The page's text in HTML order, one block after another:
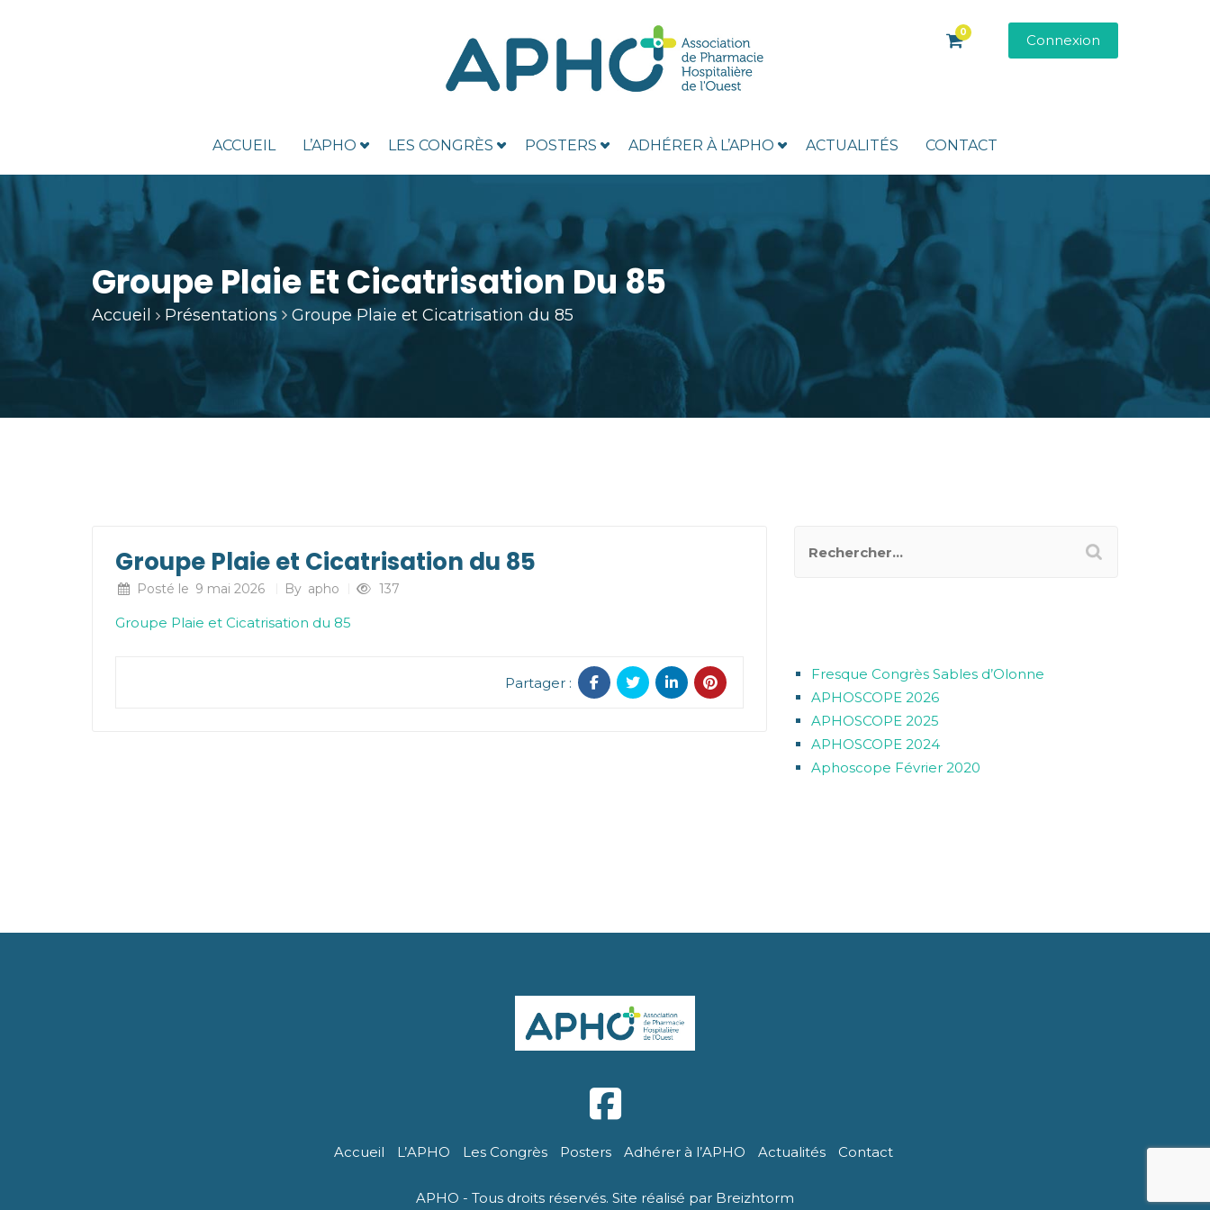
0 Connexion
ACCUEIL L’APHO LES CONGRÈS POSTERS ADHÉRER À L’APHO ACTUALITÉS CONTACT
Groupe Plaie Et Cicatrisation Du 85
Accueil Présentations Groupe Plaie et Cicatrisation du 85
Groupe Plaie et Cicatrisation du 85
Posté le 9 mai 2026 By apho 137
Groupe Plaie et Cicatrisation du 85
Partager :
Fresque Congrès Sables d’Olonne
APHOSCOPE 2026
APHOSCOPE 2025
APHOSCOPE 2024
Aphoscope Février 2020
Accueil L’APHO Les Congrès Posters Adhérer à l’APHO Actualités Contact
APHO - Tous droits réservés. Site réalisé par Breizhtorm